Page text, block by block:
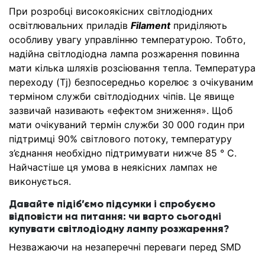
При розробці високоякісних світлодіодних
освітлювальних приладів Filamentприділяють
особливу увагу управлінню температурою. Тобто,
надійна світлодіодна лампа розжарення повинна
мати кілька шляхів розсіювання тепла. Температура
переходу (Tj) безпосередньо корелює з очікуваним
терміном служби світлодіодних чіпів. Це явище
зазвичай називають «ефектом зниження». Щоб
мати очікуваний термін служби 30 000 годин при
підтримці 90% світлового потоку, температуру
з’єднання необхідно підтримувати нижче 85 ° C.
Найчастіше ця умова в неякісних лампах не
виконується.
Давайте підіб’ємо підсумки і спробуємо
відповісти на питання: чи варто сьогодні
купувати світлодіодну лампу розжарення?
Незважаючи на незаперечні переваги перед SMD